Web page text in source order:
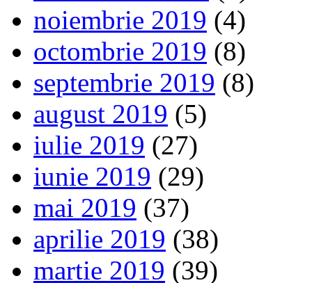
noiembrie 2019 (4)
octombrie 2019 (8)
septembrie 2019 (8)
august 2019 (5)
iulie 2019 (27)
iunie 2019 (29)
mai 2019 (37)
aprilie 2019 (38)
martie 2019 (39)